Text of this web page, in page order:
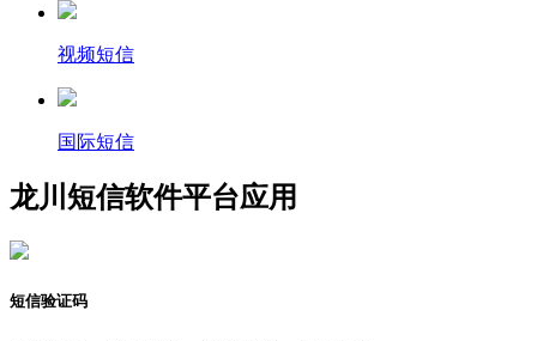
视频短信
国际短信
龙川短信软件平台应用
短信验证码